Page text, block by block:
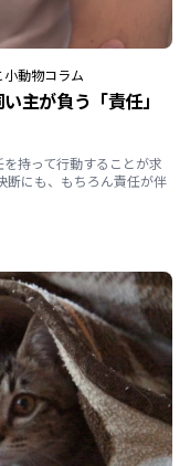
小動物コラム
主が負う「責任」
持って行動することが求
断にも、もちろん責任が伴